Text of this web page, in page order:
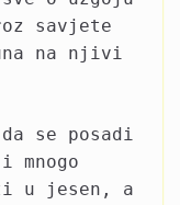
savjete
na njivi
se posadi
u jesen, a